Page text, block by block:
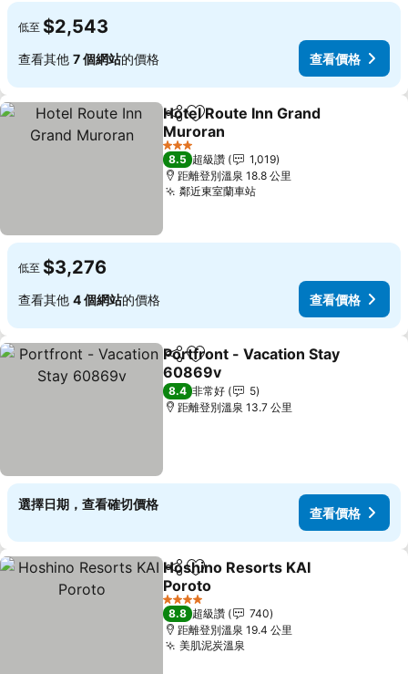
低至 $2,543
查看其他 7 個網站的價格 查看價格
分享 加入我的最愛
Hotel Route Inn Grand
Muroran
3 星級
8.5 超級讚
1,019
距離登別溫泉 18.8 公里
鄰近東室蘭車站
低至 $3,276
查看其他 4 個網站的價格 查看價格
分享 加入我的最愛
Portfront - Vacation Stay
60869v
8.4 非常好
5
距離登別溫泉 13.7 公里
選擇日期，查看確切價格
查看價格
分享 加入我的最愛
Hoshino Resorts KAI
Poroto
4 星級
8.8 超級讚
740
距離登別溫泉 19.4 公里
美肌泥炭溫泉